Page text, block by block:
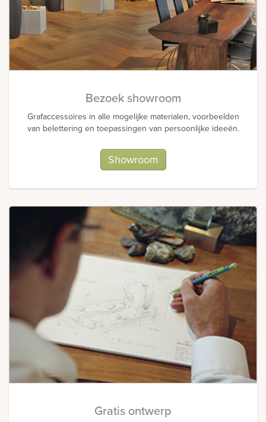
Bezoek showroom
Grafaccessoires in alle mogelijke materialen, voorbeelden
van belettering en toepassingen van persoonlijke ideeën.
Showroom
Gratis ontwerp